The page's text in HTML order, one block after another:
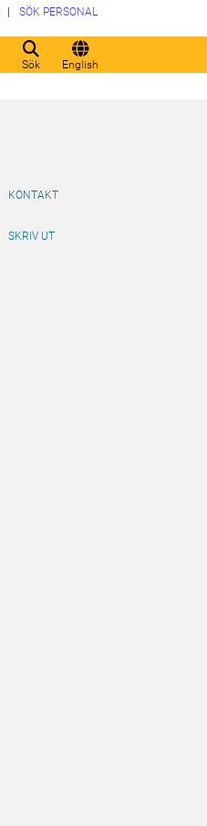
Sök English
SÖK PERSONAL
KONTAKT
SKRIV UT